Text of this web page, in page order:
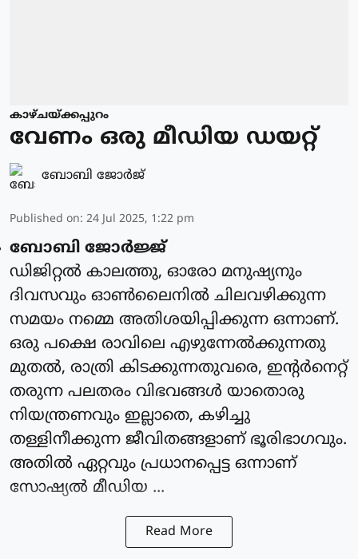
കാഴ്ചയ്ക്കപ്പുറം
വേണം ഒരു മീഡിയ ഡയറ്റ്
ബോബി ജോര്‍ജ്
Published on: 24 Jul 2025, 1:22 pm
ബോബി ജോര്‍ജ്ജ്
ഡിജിറ്റല്‍ കാലത്തു, ഓരോ മനുഷ്യനും
ദിവസവും ഓണ്‍ലൈനില്‍ ചിലവഴിക്കുന്ന
സമയം നമ്മെ അതിശയിപ്പിക്കുന്ന ഒന്നാണ്.
ഒരു പക്ഷെ രാവിലെ എഴുന്നേല്‍ക്കുന്നതു
മുതല്‍, രാത്രി കിടക്കുന്നതുവരെ, ഇന്റര്‍നെറ്റ്
തരുന്ന പലതരം വിഭവങ്ങള്‍ യാതൊരു
നിയന്ത്രണവും ഇല്ലാതെ, കഴിച്ചു
തള്ളിനീക്കുന്ന ജീവിതങ്ങളാണ് ഭൂരിഭാഗവും.
അതില്‍ ഏറ്റവും പ്രധാനപ്പെട്ട ഒന്നാണ്
സോഷ്യല്‍ മീഡിയ ...
Read More